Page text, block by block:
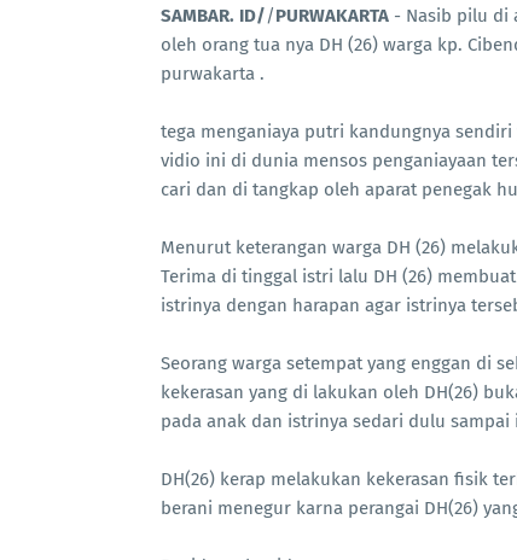
SAMBAR. ID//PURWAKARTA - Nasib pilu di
oleh orang tua nya DH (26) warga kp.
purwakarta .
tega menganiaya putri kandungnya
vidio ini di dunia mensos penganiayaan
cari dan di tangkap oleh aparat penegak
Menurut keterangan warga DH (26)
Terima di tinggal istri lalu DH (26)
istrinya dengan harapan agar istrinya
Seorang warga setempat yang enggan di
kekerasan yang di lakukan oleh DH(26)
pada anak dan istrinya sedari dulu
DH(26) kerap melakukan kekerasan fisik
berani menegur karna perangai DH(26)